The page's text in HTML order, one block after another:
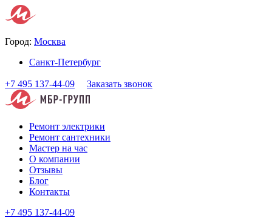
Город: Москва
Санкт-Петербург
+7 495 137-44-09 Заказать звонок
Ремонт электрики
Ремонт сантехники
Мастер на час
О компании
Отзывы
Блог
Контакты
+7 495 137-44-09